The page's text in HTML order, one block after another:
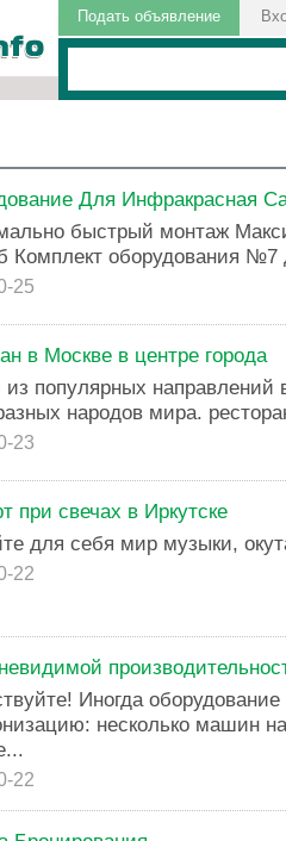
Подать объявление
Для Инфракрасная
быстрый монтаж
Комплект оборудования №7
25
в Москве в центре города
популярных направлений
народов мира.
23
при свечах в Иркутске
для себя мир музыки,
22
Иногда
несколько машин
22